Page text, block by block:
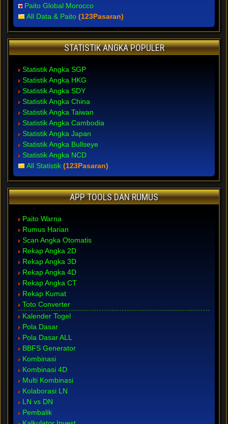
Paito Global Morocco
All Data & Paito (123Pasaran)
STATISTIK ANGKA POPULER
Statistik Angka SGP
Statistik Angka HKG
Statistik Angka SDY
Statistik Angka China
Statistik Angka Taiwan
Statistik Angka Cambodia
Statistik Angka Japan
Statistik Angka Bullseye
Statistik Angka NCD
All Statistik (123Pasaran)
APP TOOLS DAN RUMUS
Paito Warna
Rumus Harian
Scan Angka Otomatis
Rekap Angka 2D
Rekap Angka 3D
Rekap Angka 4D
Rekap Angka CT
Rekap Kumat
Toto Converter
Kalender Togel
Pola Dasar
Pola Dasar ALL
BBFS Generator
Kombinasi
Kombinasi 4D
Multi Kombinasi
Kolaborasi LN
LN vs DN
Pembalik